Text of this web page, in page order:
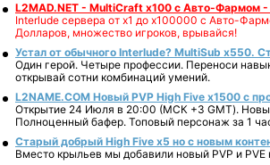
L2MAD.NET - MultiCraft x100 с Авто-Фармом
Interlude сервера от х1 до х100000 с Авто-
Долларов, множество игроков, врывайся!
Устал от обычного Interlude? MultiSub x550.
Один герой. Четыре профессии. Переноси
открывай сотни комбинаций умений.
L2NAME.COM Новый PVP High Five x1500 с
Открытие 24 Июля в 20:00 (МСК +3 GMT).
Полноценный бафер. Топовый персонаж за 1
Старый добрый High Five x5 но с новым
Вместо крыльев мы добавили новый PVP и PVE